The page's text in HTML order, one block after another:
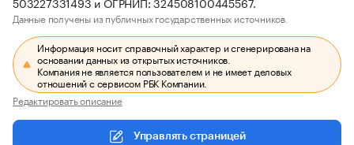
Данные получены из публичных государственных источников.
Информация носит справочный характер и сгенерирована на
основании данных из открытых источников.
Компания не является пользователем и не имеет деловых
отношений с сервисом РБК Компании.
Редактировать описание
Управлять страницей